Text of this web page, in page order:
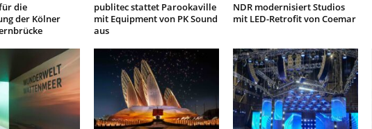
die
der Kölner
publitec stattet Parookaville
mit Equipment von PK Sound
aus
NDR modernisiert Studios
mit LED-Retrofit von Coemar